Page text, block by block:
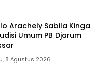
Arachely Sabila Kinga
Umum PB Djarum
8 Agustus 2026